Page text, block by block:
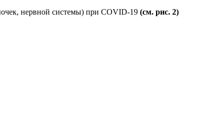
нервной системы) при COVID-19 (см. рис. 2)